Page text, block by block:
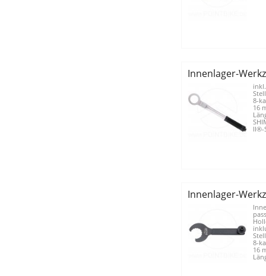
Innenlager-
inkl.
8-
16
II®-
Innenlager-
8-
16